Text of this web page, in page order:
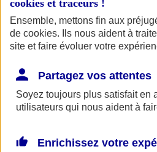
cookies et traceurs !
Ensemble, mettons fin aux
de cookies. Ils nous aident à
site et faire évoluer votre
Partagez vos attentes
Soyez toujours plus satisfait en
utilisateurs qui nous aident à
Enrichissez votre